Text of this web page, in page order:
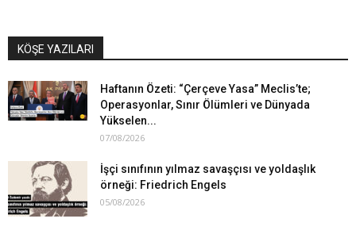
KÖŞE YAZILARI
Haftanın Özeti: “Çerçeve Yasa” Meclis’te;
Operasyonlar, Sınır Ölümleri ve Dünyada
Yükselen...
07/08/2026
İşçi sınıfının yılmaz savaşçısı ve yoldaşlık
örneği: Friedrich Engels
05/08/2026